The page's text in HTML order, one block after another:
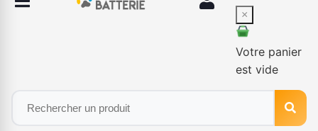
×
Votre panier
est vide